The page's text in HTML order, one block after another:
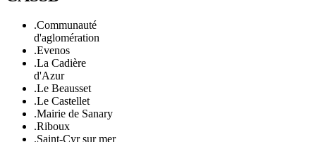
.Communauté
d'aglomération
.Evenos
.La Cadière
d'Azur
.Le Beausset
.Le Castellet
.Mairie de Sanary
.Riboux
.Saint-Cyr sur mer